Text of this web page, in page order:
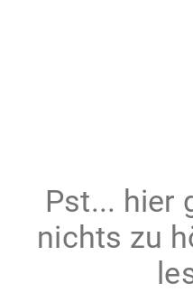
Pst... hier
nichts zu